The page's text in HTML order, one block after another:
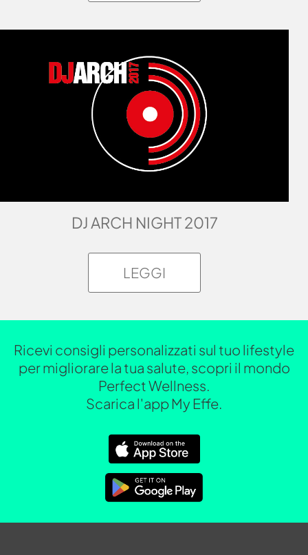
DJ ARCH NIGHT 2017
LEGGI
Ricevi consigli personalizzati sul tuo lifestyle
per migliorare la tua salute, scopri il mondo
Perfect Wellness.
Scarica l'app My Effe.